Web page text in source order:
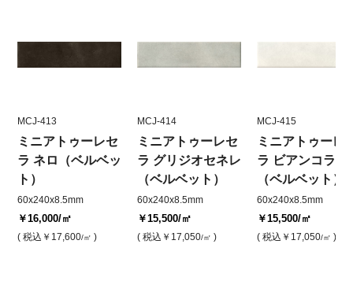
MCJ-413
ミニアトゥーレセ
ラ ネロ（ベルベッ
ト）
60x240x8.5mm
￥16,000/㎡
( 税込 ￥17,600/㎡ )
MCJ-414
ミニアトゥーレセ
ラ グリジオセネレ
（ベルベット）
60x240x8.5mm
￥15,500/㎡
( 税込 ￥17,050/㎡ )
MCJ-415
ミニアトゥーレ
ラ ビアンコラテ
（ベルベット）
60x240x8.5mm
￥15,500/㎡
( 税込 ￥17,050/㎡ )